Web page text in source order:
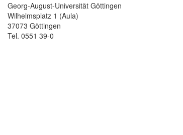
Georg-August-Universität Göttingen
Wilhelmsplatz 1 (Aula)
37073 Göttingen
Tel. 0551 39-0